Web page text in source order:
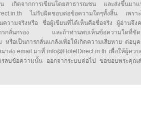
เกิดจากการเขียนโดยสาธารณชน และส่งขึ้นมาแ
ไม่รับผิดชอบต่อข้อความใดๆทั้งสิ้น เพราะ
ความจริงหรือ ชื่อผู้เขียนที่ได้เห็นคือชื่อจริง ผู้อ่านจึง
รกลั่นกรอง และถ้าท่านพบเห็นข้อความใดที่ขัด
หรือเป็นการกลั่นแกล้งเพื่อให้เกิดความเสียหาย ต่อบุ
าส่ง email มาที่ info@HotelDirect.in.th เพื่อให้ผู้คว
รลบข้อความนั้น ออกจากระบบต่อไป ขอขอบพระคุณ